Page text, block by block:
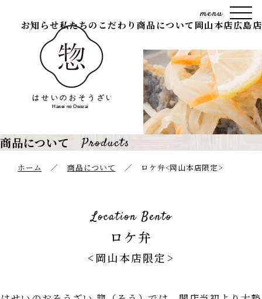
お知らせ私たちのこだわり 商品について岡山本店広島店
商品について
ホーム 商品について ロケ弁<岡山本店限定>
ロケ弁
<岡山本店限定>